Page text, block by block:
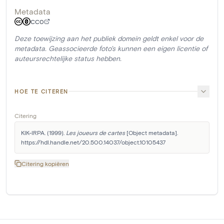
Metadata
CC0
Deze toewijzing aan het publiek domein geldt enkel voor de
metadata. Geassocieerde foto's kunnen een eigen licentie of
auteursrechtelijke status hebben.
HOE TE CITEREN
Citering
KIK-IRPA. (1999). Les joueurs de cartes [Object metadata].
https://hdl.handle.net/20.500.14037/object.10105437
Citering kopiëren